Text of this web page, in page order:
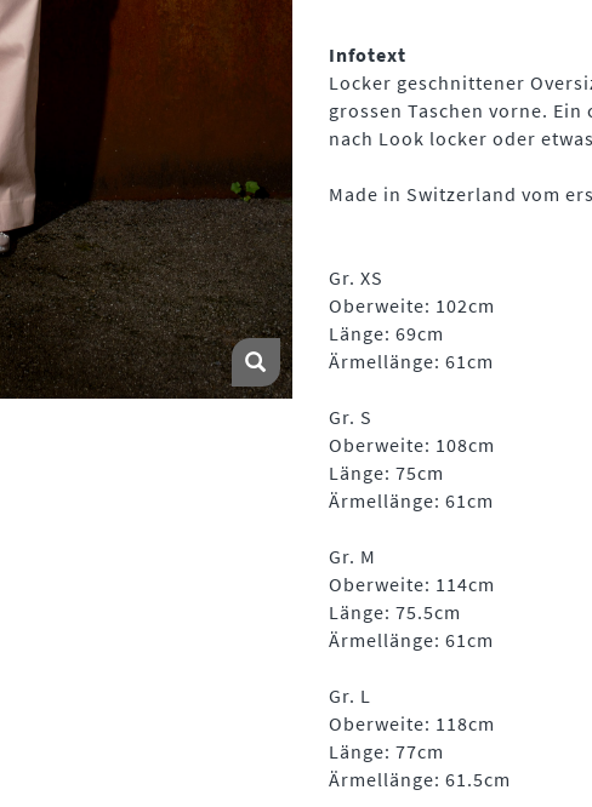
Infotext
Locker geschnittener
grossen Taschen vorne.
nach Look locker oder
Made in Switzerland vom
Gr. XS
Oberweite: 102cm
Länge: 69cm
Ärmellänge: 61cm
Gr. S
Oberweite: 108cm
Länge: 75cm
Ärmellänge: 61cm
Gr. M
Oberweite: 114cm
Länge: 75.5cm
Ärmellänge: 61cm
Gr. L
Oberweite: 118cm
Länge: 77cm
Ärmellänge: 61.5cm